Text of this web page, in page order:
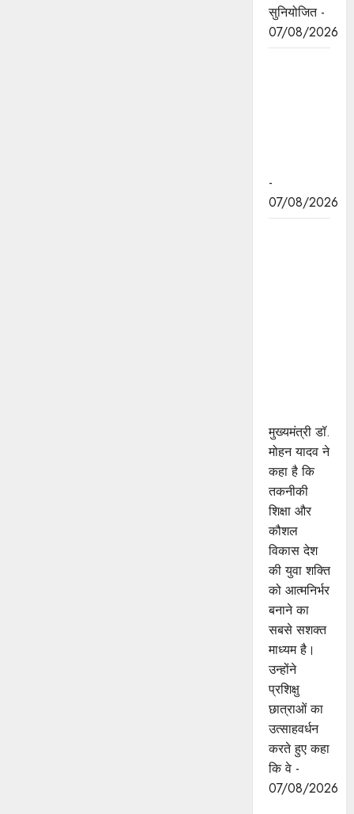
सुनियोजित -
07/08/2026
-
07/08/2026
मुख्यमंत्री डॉ.
मोहन यादव ने
कहा है कि
तकनीकी
शिक्षा और
कौशल
विकास देश
की युवा शक्ति
को आत्मनिर्भर
बनाने का
सबसे सशक्त
माध्यम है।
उन्होंने
प्रशिक्षु
छात्राओं का
उत्साहवर्धन
करते हुए कहा
कि वे -
07/08/2026